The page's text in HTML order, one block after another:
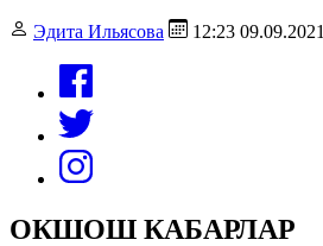
Эдита Ильясова 12:23 09.09.2021
ОКШОШ КАБАРЛАР